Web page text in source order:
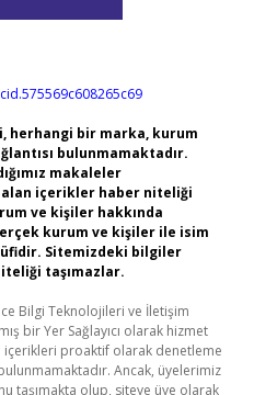
herhangi bir marka, kurum
bulunmamaktadır.
makaleler
alan içerikler haber niteliği
ve kişiler hakkında
kurum ve kişiler ile isim
Sitemizdeki bilgiler
taşımazlar.
Bilgi Teknolojileri ve İletişim
bir Yer Sağlayıcı olarak hizmet
proaktif olarak denetleme
Ancak, üyelerimiz
taşımakta olup, siteye üye olarak